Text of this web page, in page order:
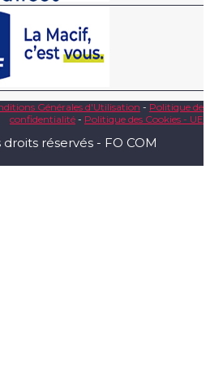
Générales d'Utilisation - Politique de
confidentialité - Politique des Cookies - UE
réservés - FO COM